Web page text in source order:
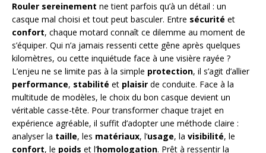
Rouler sereinement ne tient parfois qu’à un détail : un
casque mal choisi et tout peut basculer. Entre sécurité et
confort, chaque motard connaît ce dilemme au moment de
s’équiper. Qui n’a jamais ressenti cette gêne après quelques
kilomètres, ou cette inquiétude face à une visière rayée ?
L’enjeu ne se limite pas à la simple protection, il s’agit d’allier
performance, stabilité et plaisir de conduite. Face à la
multitude de modèles, le choix du bon casque devient un
véritable casse-tête. Pour transformer chaque trajet en
expérience agréable, il suffit d’adopter une méthode claire :
analyser la taille, les matériaux, l’usage, la visibilité, le
confort, le poids et l’homologation. Prêt à ressentir la